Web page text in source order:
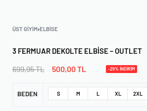
ÜST GIYIM›ELBISE
3 FERMUAR DEKOLTE ELBISE – OUTLET
699,95TL 500,00TL -29% İNDİRİM
BEDEN S M L XL 2XL